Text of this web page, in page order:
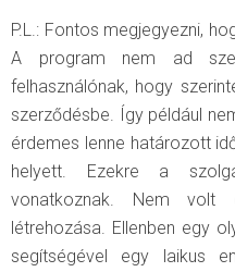
P.L.: Fontos megjegyezni,
A program nem ad
felhasználónak, hogy
szerződésbe. Így például
érdemes lenne határozott
helyett. Ezekre a
vonatkoznak. Nem volt
létrehozása. Ellenben egy
segítségével egy laikus